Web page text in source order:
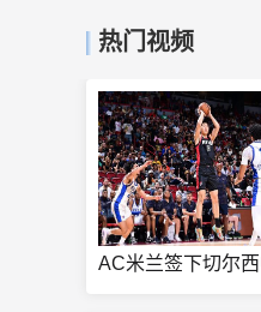
热门视频